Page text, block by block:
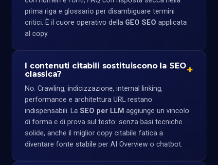
prima riga e glossario per disambiguare termini
critici. È il cuore operativo della GEO SEO applicata
al copy.
I contenuti citabili sostituiscono la SEO
classica?
No. Crawling, indicizzazione, internal linking,
performance e architettura URL restano
indispensabili. La SEO per LLM aggiunge un vincolo
di forma e di prova sul testo: senza basi tecniche
solide, anche il miglior copy citabile fatica a
diventare fonte stabile per AI Overview o chatbot.